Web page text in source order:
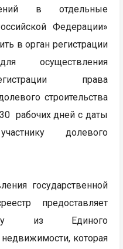
в отдельные
Федерации»
в орган регистрации
осуществления
права
строительства
рабочих дней с даты
долевого
государственной
предоставляет
из Единого
недвижимости, которая